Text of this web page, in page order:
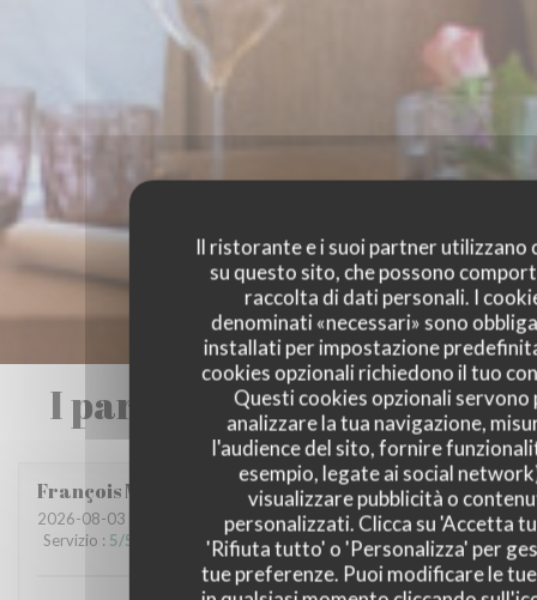
Il ristorante e i suoi partner utilizzano
su questo sito, che possono
raccolta di dati personali. I
denominati «necessari» sono
installati per impostazione
cookies opzionali richiedono il tuo
Questi cookies opzionali servono
analizzare la tua navigazione,
l'audience del sito, fornire
esempio, legate ai social
visualizzare pubblicità o
personalizzati. Clicca su 'Accetta
'Rifiuta tutto' o 'Personalizza' per
tue preferenze. Puoi modificare le
I pareri dei nostri clienti
FrançoisM
2026-08-03 - 20:00 - Ospiti 3
Servizio : 5/5 Atmosfera:5/5 Cucina : 5/5 Qualità / Prezzo :